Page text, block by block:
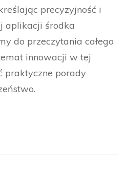
precyzyjność i
aplikacji środka
do przeczytania całego
innowacji w tej
praktyczne porady